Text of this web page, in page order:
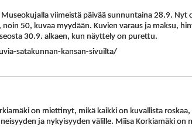
viimeistä päivää sunnuntaina 28.9. Nyt
50, kuvaa myydään. Kuvien varaus ja maksu,
30.9. alkaen, kun näyttely on purettu.
satakunnan-kansan-sivuilta/
on miettinyt, mikä kaikki on kuvallista
ja nykyisyyden välille. Miisa Korkiamäki